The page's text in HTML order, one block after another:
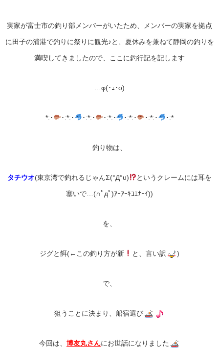
実家が富士市の釣り部メンバーがいたため、メンバーの実家を拠点
に田子の浦港で釣りに祭りに観光♪と、夏休みを兼ねて静岡の釣りを
満喫してきましたので、ここに釣行記を記します
…φ(･ｪ･o)
*:･ ･:*:･ ･:*:･ ･:*:･ ･:*:･ ･:*:･ ･:*
釣り物は、
タチウオ(東京湾で釣れるじゃんΣ(°Д°υ) というクレームには耳を
塞いで…(∩ﾟдﾟ)ｱｰｱｰｷｺｴﾅｰｲ))
を、
ジグと餌(←この釣り方が新 と、言い訳 )
で、
狙うことに決まり、船宿選び
今回は、 博友丸さんにお世話になりました